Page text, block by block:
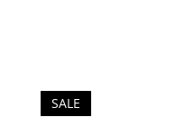
SALE